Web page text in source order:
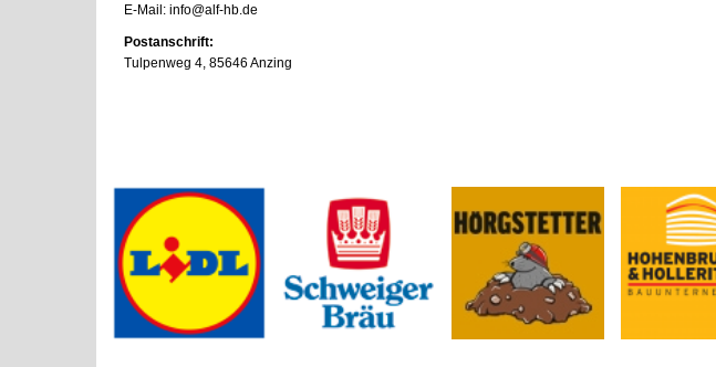
E-Mail: info@alf-hb.de
Postanschrift:
Tulpenweg 4, 85646 Anzing